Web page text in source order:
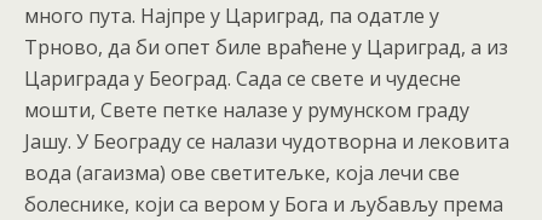
много пута. Најпре у Цариград, па одатле у
Трново, да би опет биле враћене у Цариград, а из
Цариграда у Београд. Сада се свете и чудесне
мошти, Свете петке налазе у румунском граду
Јашу. У Београду се налази чудотворна и лековита
вода (агаизма) ове светитељке, која лечи све
болеснике, који са вером у Бога и љубављу према